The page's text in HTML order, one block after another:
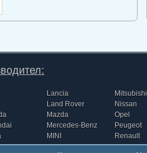
Lancia
Land Rover
Mazda
Mercedes-Benz
MINI
Mitsubishi
Nissan
Opel
Peugeot
Renault